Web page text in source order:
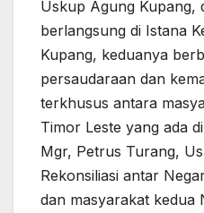
Uskup Agung Kupang,
berlangsung di Istana
Kupang, keduanya
persaudaraan dan
terkhusus antara
Timor Leste yang ada
Mgr, Petrus Turang,
Rekonsiliasi antar
dan masyarakat kedua